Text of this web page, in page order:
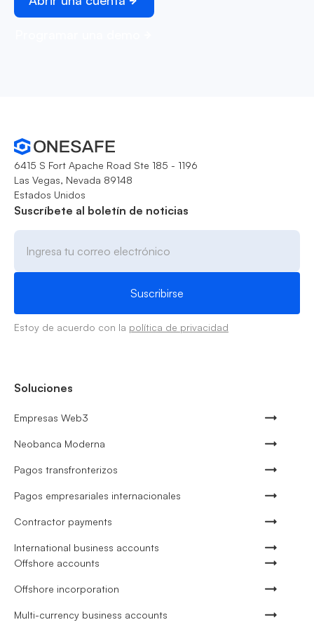
6415 S Fort Apache Road Ste 185 - 1196
Las Vegas, Nevada 89148
Estados Unidos
Suscríbete al boletín de noticias
Estoy de acuerdo con la política de privacidad
Soluciones
Empresas Web3
Neobanca Moderna
Pagos transfronterizos
Pagos empresariales internacionales
Contractor payments
International business accounts
Offshore accounts
Offshore incorporation
Multi-currency business accounts